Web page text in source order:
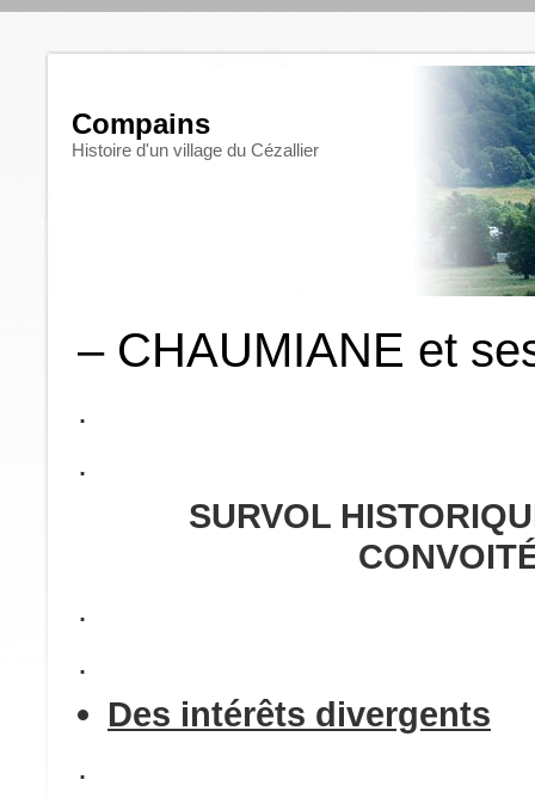
Compains
Histoire d'un village du Cézallier
– CHAUMIANE et
.
.
SURVOL
.
.
Des intérêts divergents
.